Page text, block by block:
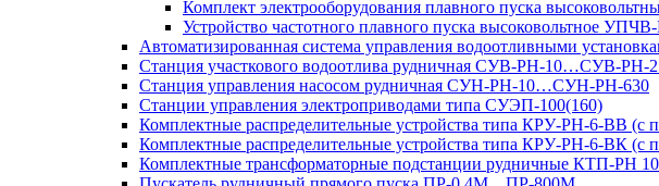
Комплект электрооборудования плавного пуска
Устройство частотного плавного пуска высоковольтное
Автоматизированная система управления водоотливными
Станция участкового водоотлива рудничная СУВ-РН-10…СУВ-РН-
Станция управления насосом рудничная СУН-РН-10…СУН-РН-630
Станции управления электроприводами типа СУЭП-100(160)
Комплектные распределительные устройства типа КРУ-РН-6-ВВ (с
Комплектные распределительные устройства типа КРУ-РН-6-ВК (с
Комплектные трансформаторные подстанции рудничные КТП-РН